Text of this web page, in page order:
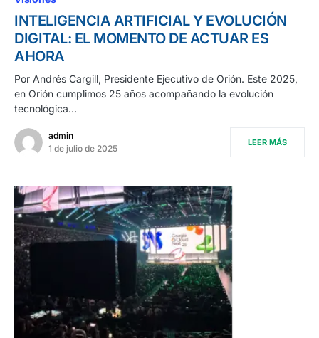
INTELIGENCIA ARTIFICIAL Y EVOLUCIÓN
DIGITAL: EL MOMENTO DE ACTUAR ES
AHORA
Por Andrés Cargill, Presidente Ejecutivo de Orión. Este 2025,
en Orión cumplimos 25 años acompañando la evolución
tecnológica…
admin
1 de julio de 2025
LEER MÁS